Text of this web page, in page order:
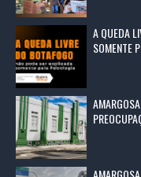
A QUEDA
SOMENTE